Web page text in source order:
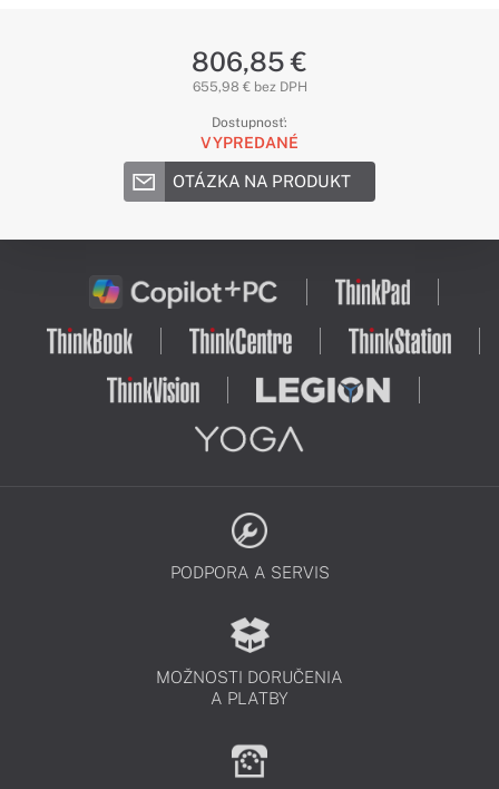
806,85 €
655,98 € bez DPH
Dostupnosť:
VYPREDANÉ
OTÁZKA NA PRODUKT
PODPORA A SERVIS
MOŽNOSTI DORUČENIA
A PLATBY